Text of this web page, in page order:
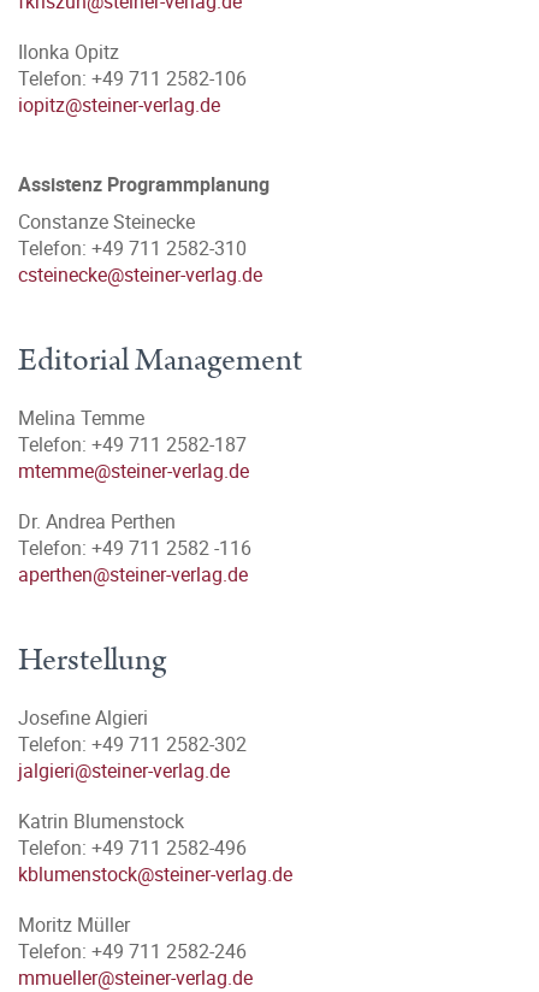
Ilonka Opitz
Telefon: +49 711 2582-106
iopitz@steiner-verlag.de
Assistenz Programmplanung
Constanze Steinecke
Telefon: +49 711 2582-310
csteinecke@steiner-verlag.de
Editorial Management
Melina Temme
Telefon: +49 711 2582-187
mtemme@steiner-verlag.de
Dr. Andrea Perthen
Telefon: +49 711 2582 -116
aperthen@steiner-verlag.de
Herstellung
Josefine Algieri
Telefon: +49 711 2582-302
jalgieri@steiner-verlag.de
Katrin Blumenstock
Telefon: +49 711 2582-496
kblumenstock@steiner-verlag.de
Moritz Müller
Telefon: +49 711 2582-246
mmueller@steiner-verlag.de